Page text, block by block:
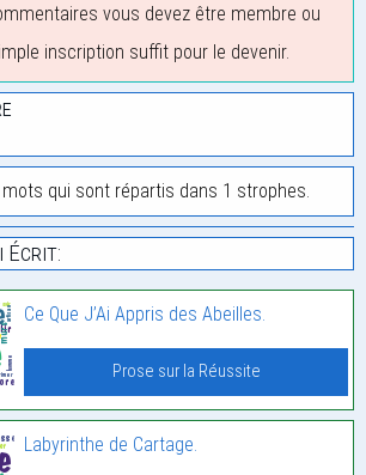
vous devez être membre ou
inscription suffit pour le devenir.
qui sont répartis dans 1 strophes.
Écrit:
Ce Que J’Ai Appris des Abeilles.
Prose sur la Réussite
Labyrinthe de Cartage.